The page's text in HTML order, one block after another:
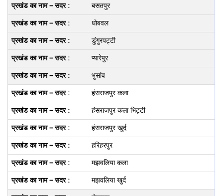
बसतपुर
धोबवल
डुंगुरपट्टी
प्‍यारेपुर
भुसांव
हंसराजपुर कला
हंसराजपुर कला भिट्टी
हंसराजपुर खुर्द
हरिहरपुर
मझवलिया कला
मझवलिया खुर्द